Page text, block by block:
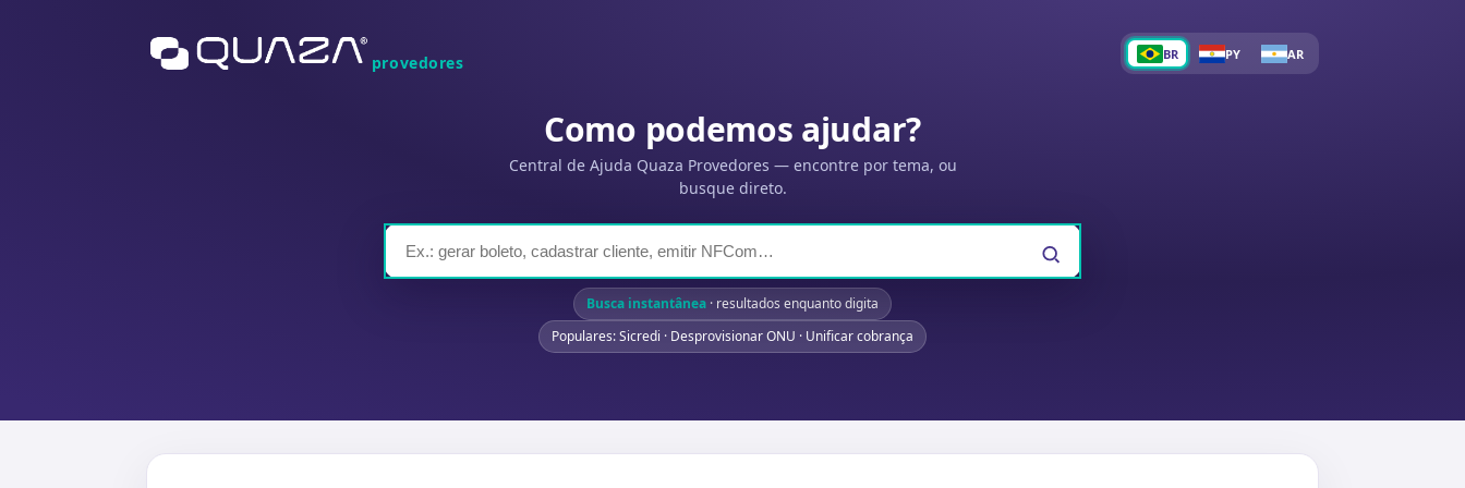
provedores BR PY AR
Como podemos ajudar?
Central de Ajuda Quaza Provedores — encontre por tema, ou
busque direto.
Busca instantânea · resultados enquanto digita
Populares: Sicredi · Desprovisionar ONU · Unificar cobrança